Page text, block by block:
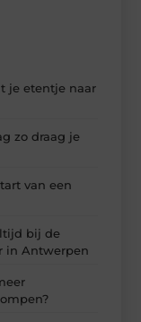
je etentje naar
zo draag je
van een
bij de
in Antwerpen